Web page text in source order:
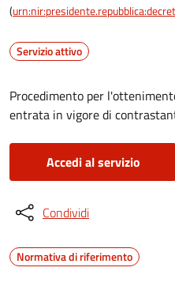
(
Servizio attivo
Procedimento per
entrata in vigore di
Accedi al servizio
Condividi
Normativa di riferimento